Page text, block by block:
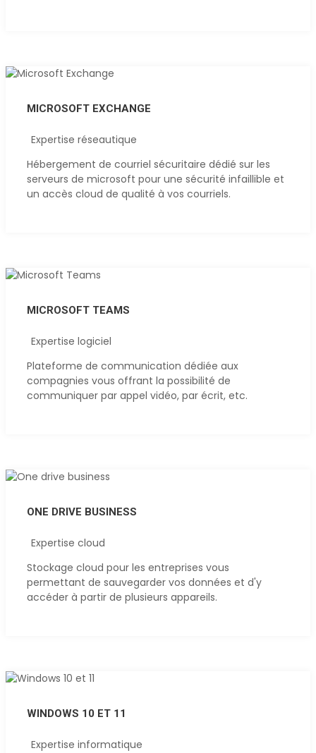
MICROSOFT EXCHANGE
Expertise réseautique
Hébergement de courriel sécuritaire dédié sur les
serveurs de microsoft pour une sécurité infaillible et
un accès cloud de qualité à vos courriels.
MICROSOFT TEAMS
Expertise logiciel
Plateforme de communication dédiée aux
compagnies vous offrant la possibilité de
communiquer par appel vidéo, par écrit, etc.
ONE DRIVE BUSINESS
Expertise cloud
Stockage cloud pour les entreprises vous
permettant de sauvegarder vos données et d'y
accéder à partir de plusieurs appareils.
WINDOWS 10 ET 11
Expertise informatique